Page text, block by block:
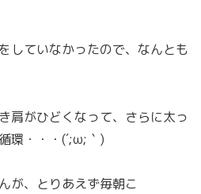
していなかったので、なんとも
肩がひどくなって、さらに太っ
環・・・(´;ω;｀)
が、とりあえず毎朝こ